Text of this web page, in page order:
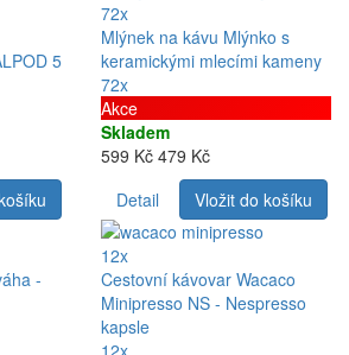
5
72x
Mlýnek na kávu Mlýnko s
keramickými mlecími kameny
72x
Akce
Skladem
599 Kč 479 Kč
Detail
Vložit do košíku
-
12x
Cestovní kávovar Wacaco
Minipresso NS - Nespresso
kapsle